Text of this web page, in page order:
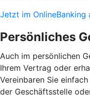
Jetzt im OnlineBanking
Persönliches
Auch im persönlichen
Ihrem Vertrag oder
Vereinbaren Sie
der Geschäftsstelle